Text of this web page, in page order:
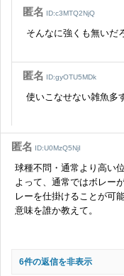
匿名 ID:c3MTQ2NjQ
そんなに強くも無いだ
匿名 ID:gyOTU5MDk
使いこなせない雑魚多
匿名 ID:U0MzQ5NjI
球種不問・通常より高い
よって、通常ではボレー
レーを仕掛けることが可
意味を誰か教えて。
6件の返信を非表示